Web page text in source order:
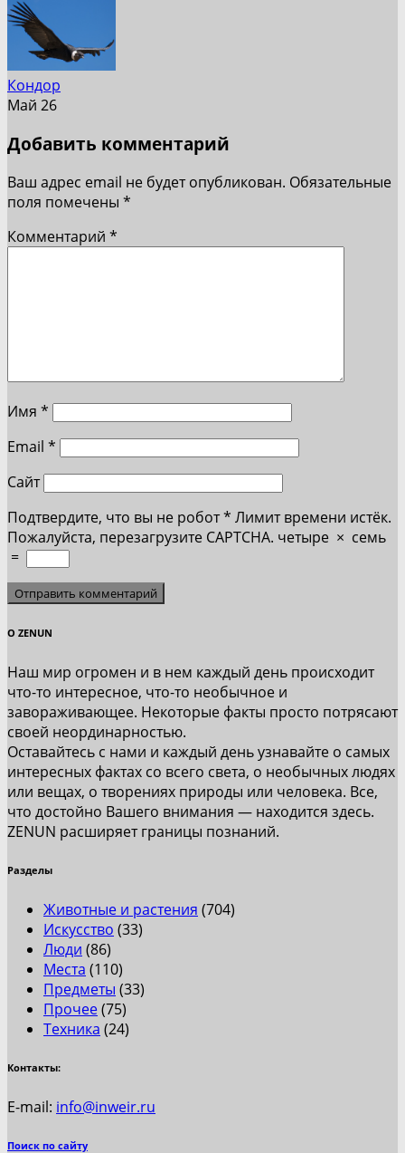
Кондор
Май 26
Добавить комментарий
Ваш адрес email не будет опубликован. Обязательные
поля помечены *
Комментарий *
Имя *
Email *
Сайт
Подтвердите, что вы не робот* Лимит времени истёк.
Пожалуйста, перезагрузите CAPTCHA. четыре × семь
=
О ZENUN
Наш мир огромен и в нем каждый день происходит
что-то интересное, что-то необычное и
завораживающее. Некоторые факты просто потрясают
своей неординарностью.
Оставайтесь с нами и каждый день узнавайте о самых
интересных фактах со всего света, о необычных людях
или вещах, о творениях природы или человека. Все,
что достойно Вашего внимания — находится здесь.
ZENUN расширяет границы познаний.
Разделы
Животные и растения (704)
Искусство (33)
Люди (86)
Места (110)
Предметы (33)
Прочее(75)
Техника (24)
Контакты:
E-mail: info@inweir.ru
Поиск по сайту